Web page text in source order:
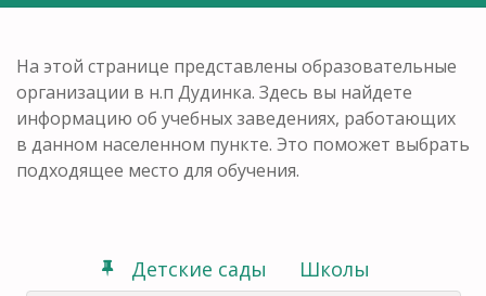
На этой странице представлены образовательные
организации в н.п Дудинка. Здесь вы найдете
информацию об учебных заведениях, работающих
в данном населенном пункте. Это поможет выбрать
подходящее место для обучения.
Детские сады
Школы